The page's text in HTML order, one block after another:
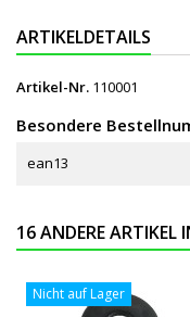
ARTIKELDETAILS
Artikel-Nr. 110001
Besondere
ean13
16 ANDERE ARTIKEL
Nicht auf Lager